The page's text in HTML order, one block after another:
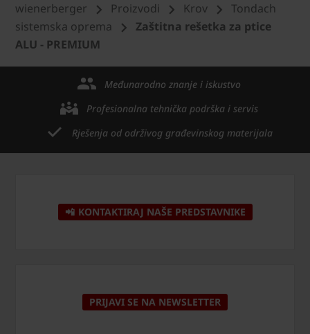
wienerberger Proizvodi Krov
Tondach
sistemska oprema
Zaštitna rešetka za ptice
ALU - PREMIUM
Međunarodno znanje i iskustvo
Profesionalna tehnička podrška i servis
Rješenja od održivog građevinskog materijala
📲 KONTAKTIRAJ NAŠE PREDSTAVNIKE
PRIJAVI SE NA NEWSLETTER